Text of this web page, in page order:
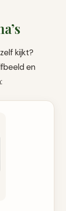
kijkt?
en